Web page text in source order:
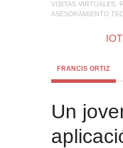
VISITAS VIRTUALES,
ASESORAMIENTO
IOT
FRANCIS ORTIZ
Un